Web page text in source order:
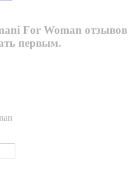
For Woman отзывов
первым.